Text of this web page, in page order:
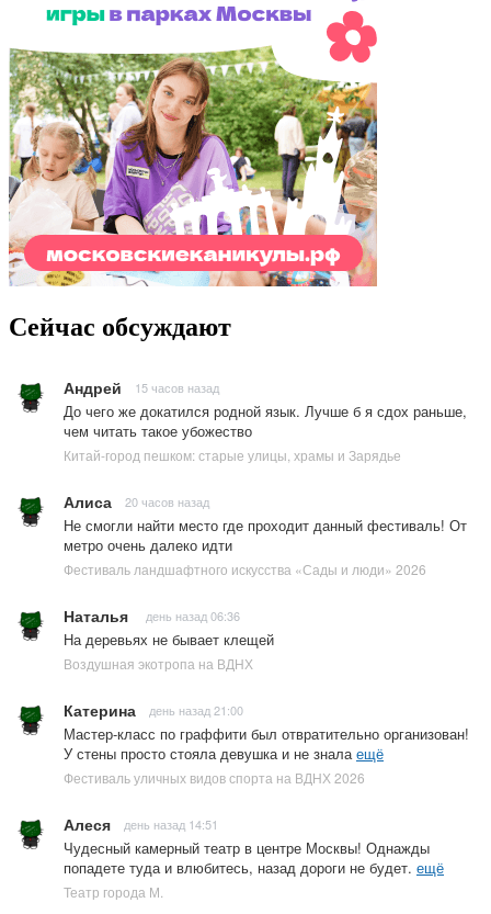
Сейчас обсуждают
Андрей 15 часов назад
До чего же докатился родной язык. Лучше б я сдох раньше,
чем читать такое убожество
Китай-город пешком: старые улицы, храмы и Зарядье
Алиса 20 часов назад
Не смогли найти место где проходит данный фестиваль! От
метро очень далеко идти
Фестиваль ландшафтного искусства «Сады и люди» 2026
Наталья день назад 06:36
На деревьях не бывает клещей
Воздушная экотропа на ВДНХ
Катерина день назад 21:00
Мастер-класс по граффити был отвратительно организован!
У стены просто стояла девушка и не знала ещё
Фестиваль уличных видов спорта на ВДНХ 2026
Алеся день назад 14:51
Чудесный камерный театр в центре Москвы! Однажды
попадете туда и влюбитесь, назад дороги не будет. ещё
Театр города М.